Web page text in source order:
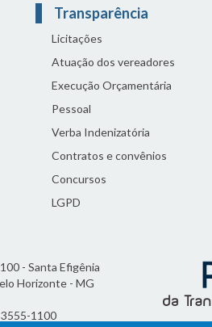
Transparência
Licitações
Atuação dos vereadores
Execução Orçamentária
Pessoal
Verba Indenizatória
Contratos e convênios
Concursos
LGPD
- Santa Efigênia
Horizonte - MG
1100